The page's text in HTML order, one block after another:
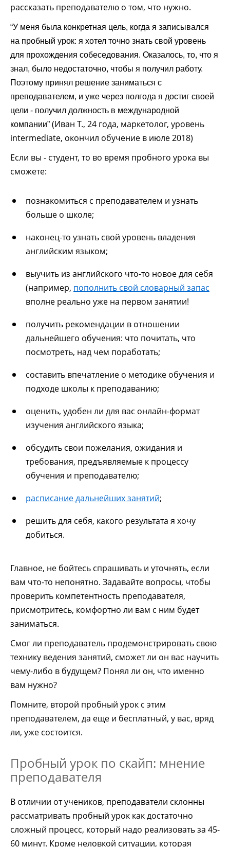
рассказать преподавателю о том, что нужно.
“У меня была конкретная цель, когда я записывался
на пробный урок: я хотел точно знать свой уровень
для прохождения собеседования. Оказалось, то, что я
знал, было недостаточно, чтобы я получил работу.
Поэтому принял решение заниматься с
преподавателем, и уже через полгода я достиг своей
цели - получил должность в международной
компании” (Иван Т., 24 года, маркетолог, уровень
intermediate, окончил обучение в июле 2018)
Если вы - студент, то во время пробного урока вы
сможете:
познакомиться с преподавателем и узнать
больше о школе;
наконец-то узнать свой уровень владения
английским языком;
выучить из английского что-то новое для себя
(например, пополнить свой словарный запас
вполне реально уже на первом занятии!
получить рекомендации в отношении
дальнейшего обучения: что почитать, что
посмотреть, над чем поработать;
составить впечатление о методике обучения и
подходе школы к преподаванию;
оценить, удобен ли для вас онлайн-формат
изучения английского языка;
обсудить свои пожелания, ожидания и
требования, предъявляемые к процессу
обучения и преподавателю;
расписание дальнейших занятий;
решить для себя, какого результата я хочу
добиться.
Главное, не бойтесь спрашивать и уточнять, если
вам что-то непонятно. Задавайте вопросы, чтобы
проверить компетентность преподавателя,
присмотритесь, комфортно ли вам с ним будет
заниматься.
Смог ли преподаватель продемонстрировать свою
технику ведения занятий, сможет ли он вас научить
чему-либо в будущем? Понял ли он, что именно
вам нужно?
Помните, второй пробный урок с этим
преподавателем, да еще и бесплатный, у вас, вряд
ли, уже состоится.
Пробный урок по скайп: мнение
преподавателя
В отличии от учеников, преподаватели склонны
рассматривать пробный урок как достаточно
сложный процесс, который надо реализовать за 45-
60 минут. Кроме неловкой ситуации, которая